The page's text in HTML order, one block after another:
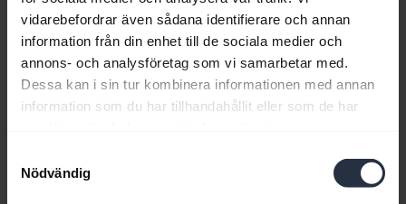
vidarebefordrar även sådana identifierare och annan
information från din enhet till de sociala medier och
annons- och analysföretag som vi samarbetar med.
Dessa kan i sin tur kombinera informationen med annan
information som du har tillhandahållit eller som de har
Nödvändig
Spanska
Ladda ner
5.98 MB - pdf